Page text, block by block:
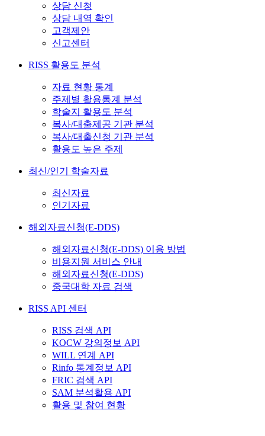
상담 신청
상담 내역 확인
고객제안
신고센터
RISS 활용도 분석
자료 현황 통계
주제별 활용통계 분석
학술지 활용도 분석
복사/대출제공 기관 분석
복사/대출신청 기관 분석
활용도 높은 주제
최신/인기 학술자료
최신자료
인기자료
해외자료신청(E-DDS)
해외자료신청(E-DDS) 이용 방법
비용지원 서비스 안내
해외자료신청(E-DDS)
중국대학 자료 검색
RISS API 센터
RISS 검색 API
KOCW 강의정보 API
WILL 연계 API
Rinfo 통계정보 API
FRIC 검색 API
SAM 분석활용 API
활용 및 참여 현황